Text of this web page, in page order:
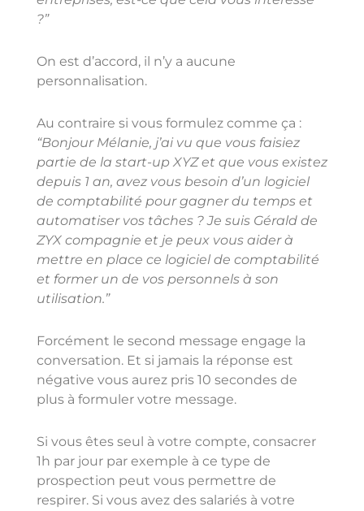
?”
On est d’accord, il n’y a aucune
personnalisation.
Au contraire si vous formulez comme ça :
“Bonjour Mélanie, j’ai vu que vous faisiez
partie de la start-up XYZ et que vous existez
depuis 1 an, avez vous besoin d’un logiciel
de comptabilité pour gagner du temps et
automatiser vos tâches ? Je suis Gérald de
ZYX compagnie et je peux vous aider à
mettre en place ce logiciel de comptabilité
et former un de vos personnels à son
utilisation.”
Forcément le second message engage la
conversation. Et si jamais la réponse est
négative vous aurez pris 10 secondes de
plus à formuler votre message.
Si vous êtes seul à votre compte, consacrer
1h par jour par exemple à ce type de
prospection peut vous permettre de
respirer. Si vous avez des salariés à votre